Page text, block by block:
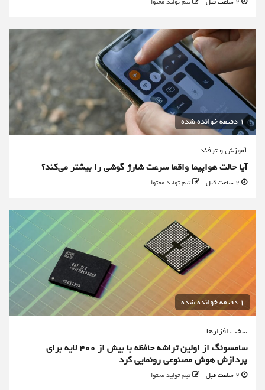
1 دقیقه خوانده شده
آموزش و ترفند
آیا حالت هواپیما واقعا سرعت شارژ گوشی را بیشتر می‌کند؟
تیم تولید محتوا
1 دقیقه خوانده شده
سخت افزارها
سامسونگ از اولین تراشه حافظه با بیش از ۴۰۰ لایه برای
پردازش هوش مصنوعی رونمایی کرد
تیم تولید محتوا